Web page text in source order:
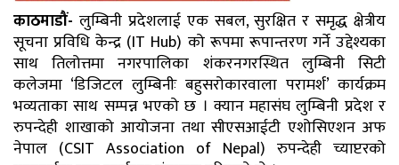
काठमाडौं- लुम्बिनी प्रदेशलाई एक सबल, सुरक्षित र समृद्ध क्षेत्रीय
सूचना प्रविधि केन्द्र (IT Hub) को रूपमा रूपान्तरण गर्ने उद्देश्यका
साथ तिलोत्तमा नगरपालिका शंकरनगरस्थित लुम्बिनी सिटी
कलेजमा ‘डिजिटल लुम्बिनीः बहुसरोकारवाला परामर्श’ कार्यक्रम
भव्यताका साथ सम्पन्न भएको छ । क्यान महासंघ लुम्बिनी प्रदेश र
रुपन्देही शाखाको आयोजना तथा सीएसआईटी एशोसिएशन अफ
नेपाल (CSIT Association of Nepal) रुपन्देही च्याप्टरको